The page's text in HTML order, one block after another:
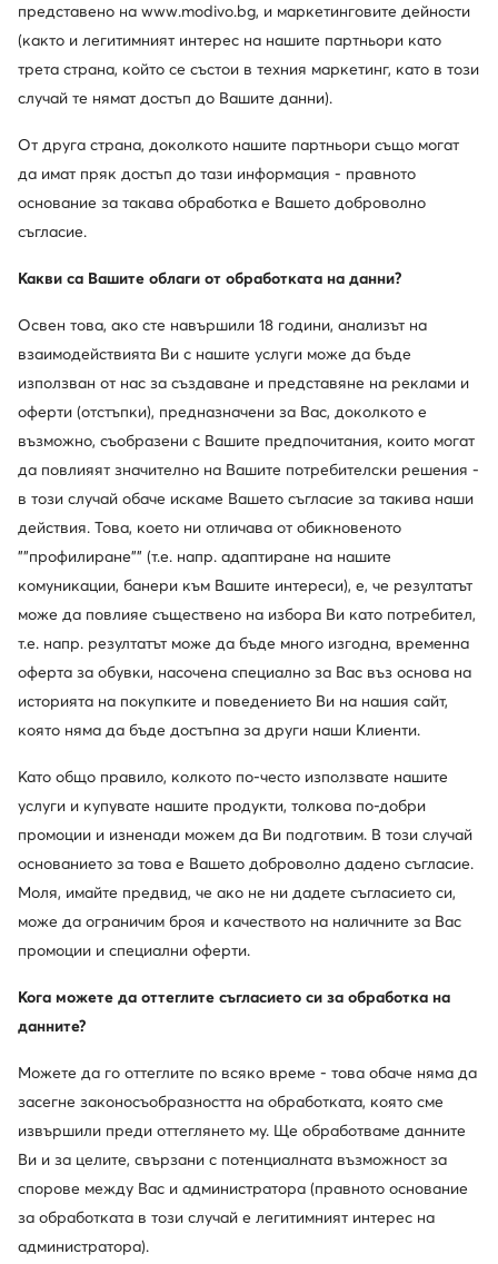
Бандана · Черен
38,99€
Зимен шал · Черен
68,99€
Нови
Calvin Klein
Бандана · Черен
69,99€
Нови
Шал · Черен
64,99€
Зимен шал · Тъмносин
106,35€
44,99€
представено на www.modivo.bg, и маркетинговите дейности
(както и легитимният интерес на нашите партньори като
трета страна, който се състои в техния маркетинг, като в този
случай те нямат достъп до Вашите данни).
От друга страна, доколкото нашите партньори също могат
да имат пряк достъп до тази информация - правното
основание за такава обработка е Вашето доброволно
съгласие.
Какви са Вашите облаги от обработката на данни?
Освен това, ако сте навършили 18 години, анализът на
взаимодействията Ви с нашите услуги може да бъде
използван от нас за създаване и представяне на реклами и
оферти (отстъпки), предназначени за Вас, доколкото е
възможно, съобразени с Вашите предпочитания, които могат
да повлияят значително на Вашите потребителски решения -
в този случай обаче искаме Вашето съгласие за такива наши
действия. Това, което ни отличава от обикновеното
""профилиране"" (т.е. напр. адаптиране на нашите
комуникации, банери към Вашите интереси), е, че резултатът
може да повлияе съществено на избора Ви като потребител,
т.е. напр. резултатът може да бъде много изгодна, временна
оферта за обувки, насочена специално за Вас въз основа на
историята на покупките и поведението Ви на нашия сайт,
която няма да бъде достъпна за други наши Клиенти.
Като общо правило, колкото по-често използвате нашите
услуги и купувате нашите продукти, толкова по-добри
промоции и изненади можем да Ви подготвим. В този случай
основанието за това е Вашето доброволно дадено съгласие.
Моля, имайте предвид, че ако не ни дадете съгласието си,
може да ограничим броя и качеството на наличните за Вас
промоции и специални оферти.
Кога можете да оттеглите съгласието си за обработка на
данните?
Можете да го оттеглите по всяко време - това обаче няма да
засегне законосъобразността на обработката, която сме
извършили преди оттеглянето му. Ще обработваме данните
Ви и за целите, свързани с потенциалната възможност за
спорове между Вас и администратора (правното основание
за обработката в този случай е легитимният интерес на
администратора).